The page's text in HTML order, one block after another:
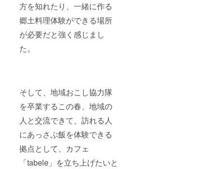
方を知れたり、一緒に作る
郷土料理体験ができる場所
が必要だと強く感じまし
た。
そして、地域おこし協力隊
を卒業するこの春、地域の
人と交流できて、訪れる人
にあっさぶ飯を体験できる
拠点として、カフェ
「tabele」を立ち上げたいと